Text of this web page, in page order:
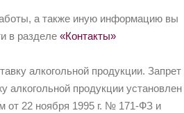
а также иную информацию вы
в разделе «Контакты»
алкогольной продукции. Запрет
алкогольной продукции установлен
от 22 ноября 1995 г. № 171-ФЗ и